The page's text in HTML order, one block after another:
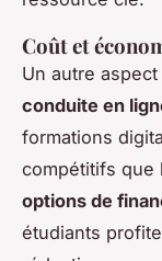
Coût et
Un autre
conduite en
formations
compétitifs que
options de
étudiants